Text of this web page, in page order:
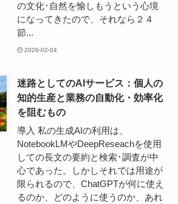
の文化･自然を愉しもうという心境
になってきたので、それなら２４
節...
2026-02-04
迷路としてのAIサービス：個人の
知的生産と業務の自動化・効率化
を阻むもの
導入 私の生成AIの利用は、
NotebookLMやDeepReseachを使用
しての長文の要約と検索･調査が中
心であった。しかしそれでは用途が
限られるので、ChatGPTが何に使え
るのか、どのように使うのか、あれ